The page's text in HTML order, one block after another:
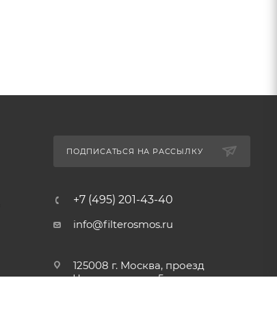
ПОДПИСАТЬСЯ НА РАССЫЛКУ
+7 (495) 201-43-40
info@filterosmos.ru
125008 г. Москва, проезд
Черепановых д.5